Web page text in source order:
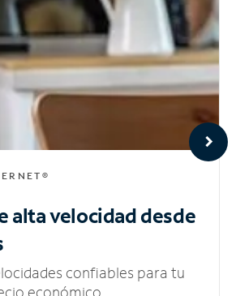
alta velocidaddesde
confiables para tu
económico.